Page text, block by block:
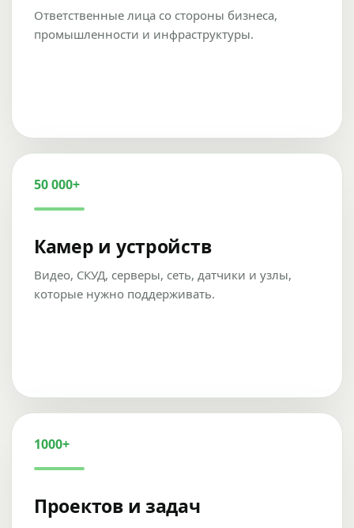
Ответственные лица со стороны бизнеса,
промышленности и инфраструктуры.
50 000+
Камер и устройств
Видео, СКУД, серверы, сеть, датчики и узлы,
которые нужно поддерживать.
1000+
Проектов и задач